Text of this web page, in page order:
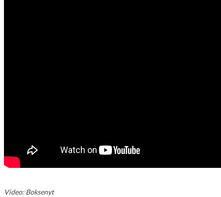
Video: Boksenyt